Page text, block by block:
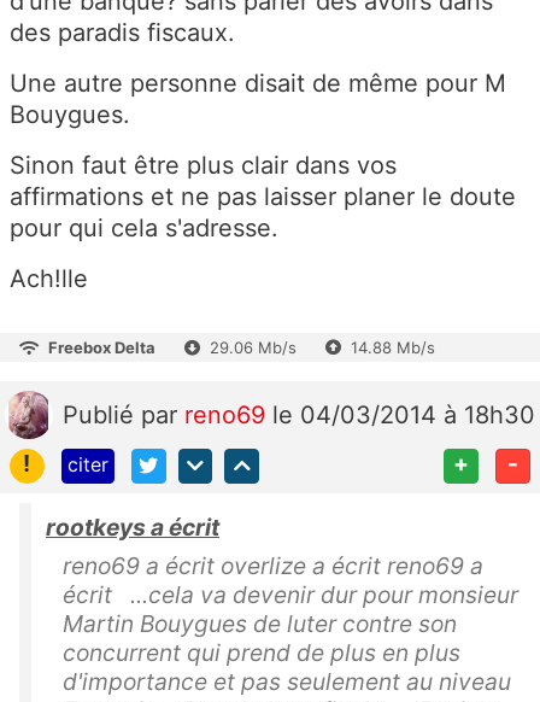
des paradis fiscaux.
Une autre personne disait de même pour M
Bouygues.
Sinon faut être plus clair dans vos
affirmations et ne pas laisser planer le doute
pour qui cela s'adresse.
Ach!lle
Freebox Delta 29.06 Mb/s 14.88 Mb/s
Publié par reno69 le 04/03/2014 à 18h30
!
citer + -
rootkeys a écrit
reno69 a écrit overlize a écrit reno69 a
écrit ...cela va devenir dur pour monsieur
Martin Bouygues de luter contre son
concurrent qui prend de plus en plus
d'importance et pas seulement au niveau